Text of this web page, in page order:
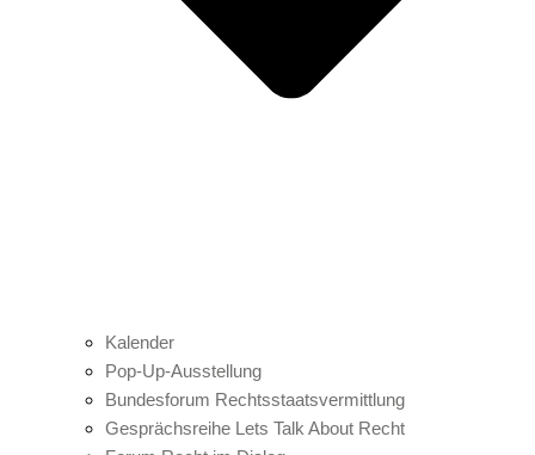
Kalender
Pop-Up-Ausstellung
Bundesforum Rechtsstaatsvermittlung
Gesprächsreihe Lets Talk About Recht